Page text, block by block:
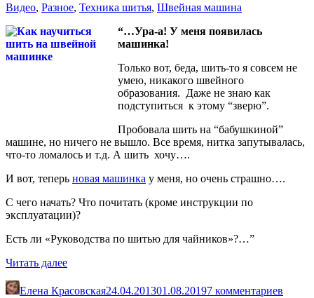
Видео, Разное, Техника шитья, Швейная машина
“…Ура-а! У меня появилась
машинка!
Только вот, беда, шить-то я совсем не
умею, никакого швейного
образования. Даже не знаю как
подступиться к этому “зверю”.
Пробовала шить на “бабушкиной”
машине, но ничего не вышло. Все время, нитка запутывалась,
что-то ломалось и т.д. А шить хочу….
И вот, теперь новая машинка у меня, но очень страшно….
С чего начать? Что почитать (кроме инструкции по
эксплуатации)?
Есть ли «Руководства по шитью для чайников»?…”
Читать далее«Как
шить
Елена Красовская24.04.201301.08.20197 комментариев